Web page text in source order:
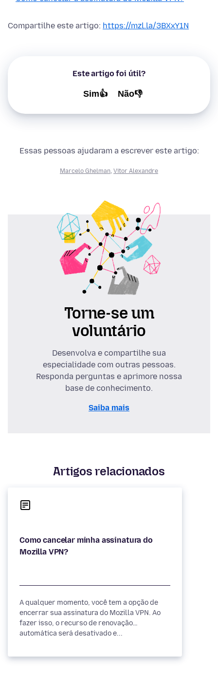
Compartilhe este artigo: https://mzl.la/3BXxY1N
Este artigo foi útil?
Sim👍 Não👎
Essas pessoas ajudaram a escrever este artigo:
Marcelo Ghelman, Vitor Alexandre
Torne-se um
voluntário
Desenvolva e compartilhe sua
especialidade com outras pessoas.
Responda perguntas e aprimore nossa
base de conhecimento.
Saiba mais
Artigos relacionados
Como cancelar minha assinatura do
A qualquer momento, você tem a opção de
encerrar sua assinatura do Mozilla VPN. Ao
fazer isso, o recurso de renovação
automática será desativado e...